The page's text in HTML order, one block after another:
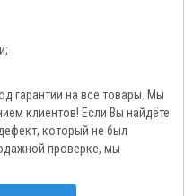
гарантии на все товары. Мы
клиентов! Если Вы найдёте
который не был
проверке, мы